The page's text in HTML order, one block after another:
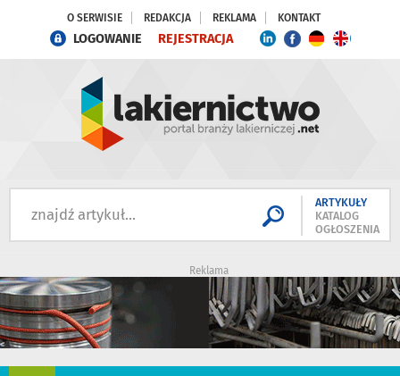
O SERWISIE REDAKCJA REKLAMA KONTAKT
LOGOWANIE REJESTRACJA
ARTYKUŁY
KATALOG
OGŁOSZENIA
Reklama